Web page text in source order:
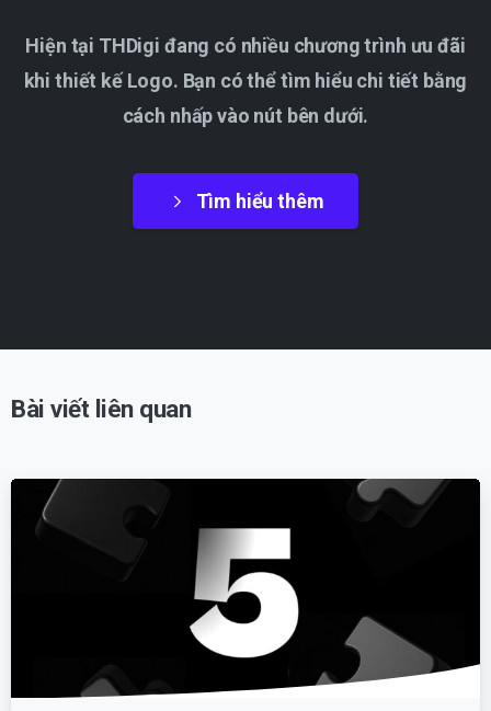
Hiện tại THDigi đang có nhiều chương trình ưu đãi
khi thiết kế Logo. Bạn có thể tìm hiểu chi tiết bằng
cách nhấp vào nút bên dưới.
Tìm hiểu thêm
Bài viết liên quan